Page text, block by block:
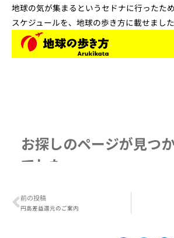
地球の気が集まるというセドナに行ったた
スケジュールを、地球の歩き方に載せまし
Prev
前の投稿
円高差益還元のご案内